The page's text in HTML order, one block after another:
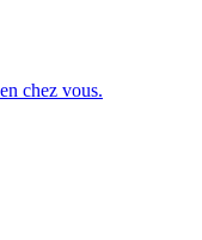
chez vous.